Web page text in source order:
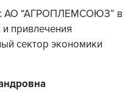
АО “АГРОПЛЕМСОЮЗ” в
привлечения
сектор экономики